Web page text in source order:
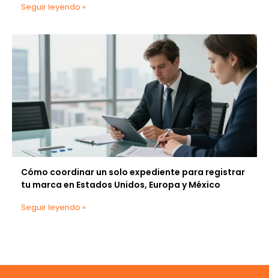
Seguir leyendo »
Cómo coordinar un solo expediente para registrar
tu marca en Estados Unidos, Europa y México
Seguir leyendo »